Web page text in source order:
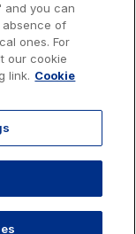
no. 07516911000
Work with us
and you can
absence of
ones. For
our cookie
link. Cookie